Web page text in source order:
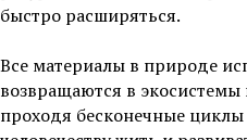
быстро расширяться.
Все материалы в природе
возвращаются в экосистемы
проходя бесконечные